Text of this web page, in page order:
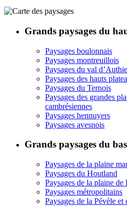
Grands paysages du
Paysages boulonnais
Paysages montreuillois
Paysages du val d’Authie
Paysages des hauts
Paysages du Ternois
Paysages des grandes
cambrésiennes
Paysages hennuyers
Paysages avesnois
Grands paysages du
Paysages de la plaine
Paysages du Houtland
Paysages de la plaine de
Paysages métropolitains
Paysages de la Pévèle et